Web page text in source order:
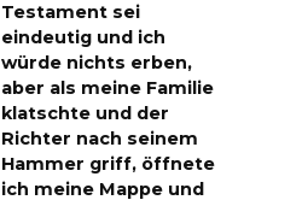
Testament sei
eindeutig und ich
würde nichts erben,
aber als meine Familie
klatschte und der
Richter nach seinem
Hammer griff, öffnete
ich meine Mappe und